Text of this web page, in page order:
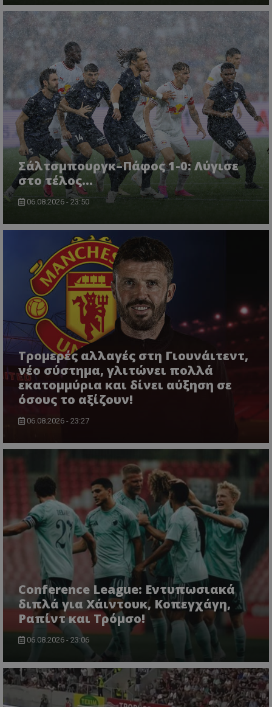
Σάλτσμπουργκ–Πάφος 1-0: Λύγισε
στο τέλος...
06.08.2026 - 23:50
Τρομερές αλλαγές στη Γιουνάιτεντ,
νέο σύστημα, γλιτώνει πολλά
εκατομμύρια και δίνει αύξηση σε
όσους το αξίζουν!
06.08.2026 - 23:27
Conference League: Εντυπωσιακά
διπλά για Χάιντουκ, Κοπεγχάγη,
Ραπίντ και Τρόμσο!
06.08.2026 - 23:06